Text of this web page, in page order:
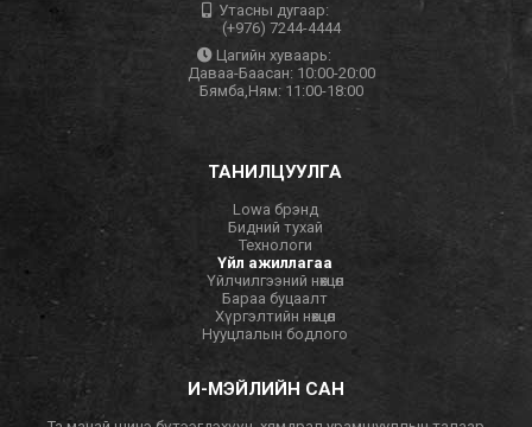
Утасны дугаар:
(+976) 7244-4444
Цагийн хуваарь:
Даваа-Баасан: 10:00-20:00
Бямба,Ням: 11:00-18:00
ТАНИЛЦУУЛГА
Lowa брэнд
Бидний тухай
Технологи
Үйл ажиллагаа
Үйлчилгээний нөхцөл
Бараа буцаалт
Хүргэлтийн нөхцөл
Нууцлалын бодлого
И-МЭЙЛИЙН САН